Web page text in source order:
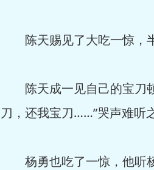
陈天赐见了大吃一惊，半
陈天成一见自己的宝刀顿
刀，还我宝刀……”哭声难听
杨勇也吃了一惊，他听杨